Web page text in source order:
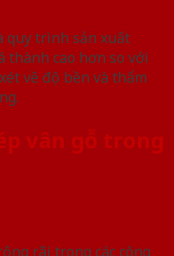
quy trình sản xuất
thành cao hơn so với
về độ bền và thẩm
vân gỗ trong
rãi trong các công